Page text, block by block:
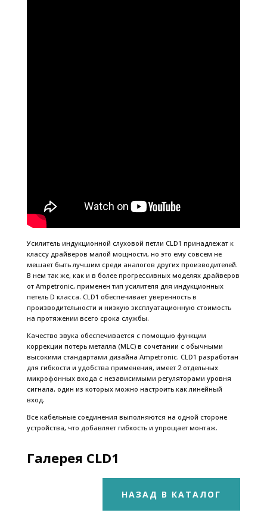
Усилитель индукционной слуховой петли CLD1 принадлежат к
классу драйверов малой мощности, но это ему совсем не
мешает быть лучшим среди аналогов других производителей.
В нем так же, как и в более прогрессивных моделях драйверов
от Ampetronic, применен тип усилителя для индукционных
петель D класса. CLD1 обеспечивает уверенность в
производительности и низкую эксплуатационную стоимость
на протяжении всего срока службы.
Качество звука обеспечивается с помощью функции
коррекции потерь металла (MLC) в сочетании с обычными
высокими стандартами дизайна Ampetronic. CLD1 разработан
для гибкости и удобства применения, имеет 2 отдельных
микрофонных входа с независимыми регуляторами уровня
сигнала, один из которых можно настроить как линейный
вход.
Все кабельные соединения выполняются на одной стороне
устройства, что добавляет гибкость и упрощает монтаж.
Галерея CLD1
НАЗАД В КАТАЛОГ